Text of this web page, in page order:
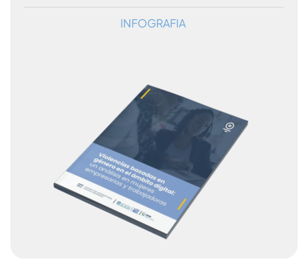
INFOGRAFIA